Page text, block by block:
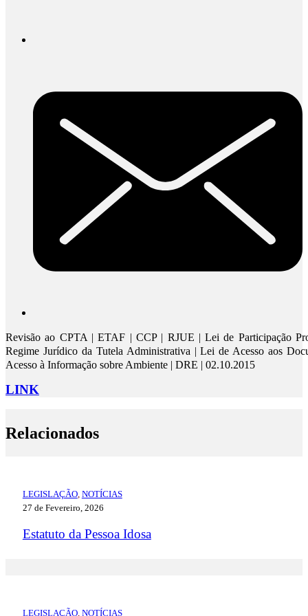
Revisão ao CPTA | ETAF | CCP | RJUE | Lei de Participação
Regime Jurídico da Tutela Administrativa | Lei de Acesso aos
Acesso à Informação sobre Ambiente | DRE | 02.10.2015
LINK
Relacionados
LEGISLAÇÃO, NOTÍCIAS
27 de Fevereiro, 2026
Estatuto da Pessoa Idosa
LEGISLAÇÃO, NOTÍCIAS